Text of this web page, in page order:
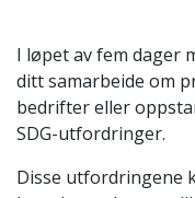
I løpet av fem dager
ditt samarbeide om
bedrifter eller
SDG-utfordringer.
Disse utfordringene